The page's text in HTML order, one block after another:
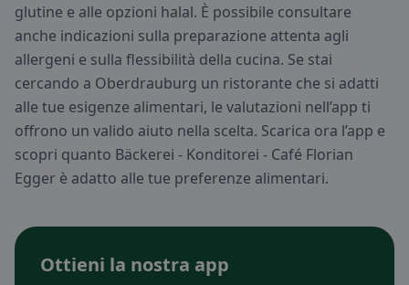
glutine e alle opzioni halal. È possibile consultare
anche indicazioni sulla preparazione attenta agli
allergeni e sulla flessibilità della cucina. Se stai
cercando a Oberdrauburg un ristorante che si adatti
alle tue esigenze alimentari, le valutazioni nell’app ti
offrono un valido aiuto nella scelta. Scarica ora l’app e
scopri quanto Bäckerei - Konditorei - Café Florian
Egger è adatto alle tue preferenze alimentari.
Ottieni la nostra app